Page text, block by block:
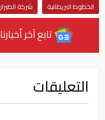
الخطوط البريطانية شركة
تابع آخر
التعليقات